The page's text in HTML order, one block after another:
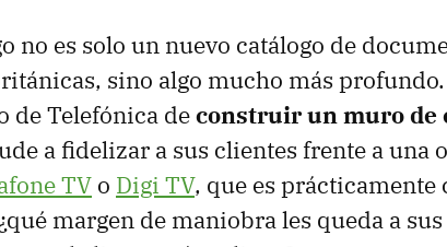
no es solo un nuevo catálogo de
sino algo mucho más
de Telefónica deconstruir un muro de
a fidelizar a sus clientes frente a una
TV o Digi TV, que es prácticamente
margen de maniobra les queda a